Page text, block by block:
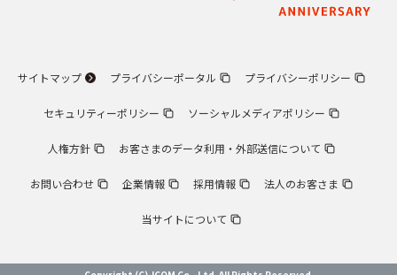
サイトマップ プライバシーポータル プライバシーポリシー
セキュリティーポリシー ソーシャルメディアポリシー
人権方針 お客さまのデータ利用・外部送信について
お問い合わせ 企業情報 採用情報 法人のお客さま
当サイトについて